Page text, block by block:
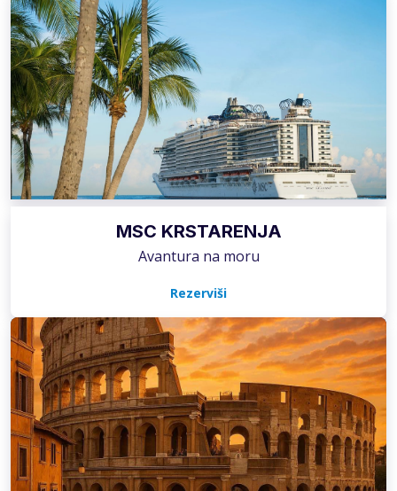
MSC KRSTARENJA
Avantura na moru
Rezerviši